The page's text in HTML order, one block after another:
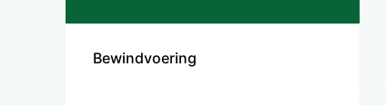
Bewindvoering